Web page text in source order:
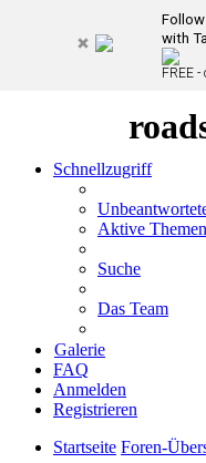
with
FREE -
Schnellzugriff
Aktive Themen
Suche
Das Team
Galerie
FAQ
Anmelden
Registrieren
Startseite Foren-